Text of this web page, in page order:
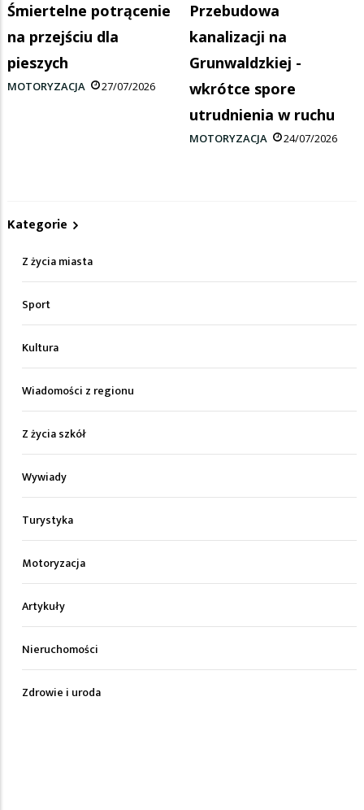
Śmiertelne potrącenie
na przejściu dla
pieszych
MOTORYZACJA 27/07/2026
Przebudowa
kanalizacji na
Grunwaldzkiej -
wkrótce spore
utrudnienia w ruchu
MOTORYZACJA 24/07/2026
Kategorie
Z życia miasta
Sport
Kultura
Wiadomości z regionu
Z życia szkół
Wywiady
Turystyka
Motoryzacja
Artykuły
Nieruchomości
Zdrowie i uroda